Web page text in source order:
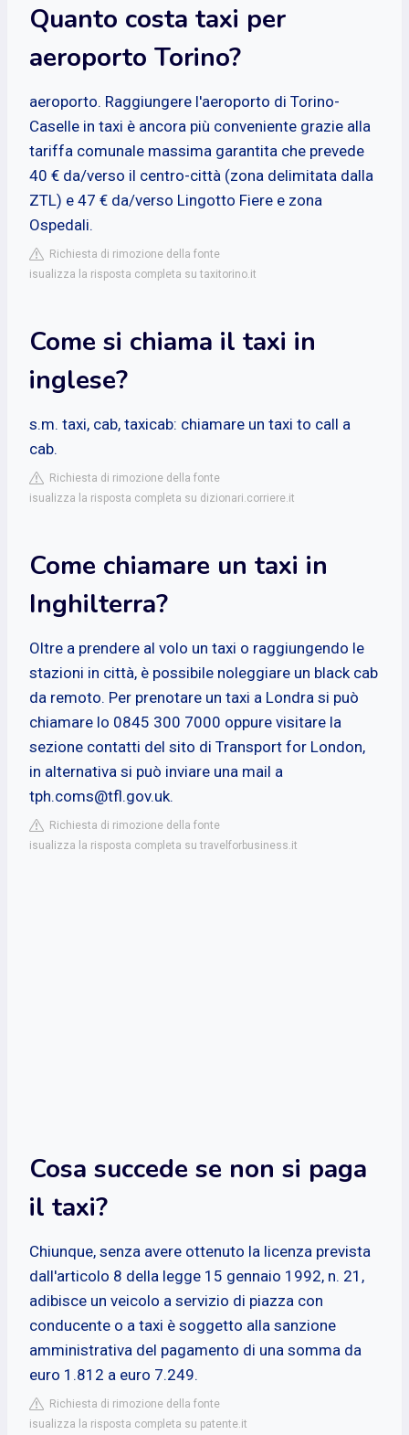
Quanto costa taxi per
aeroporto Torino?
aeroporto. Raggiungere l'aeroporto di Torino-
Caselle in taxi è ancora più conveniente grazie alla
tariffa comunale massima garantita che prevede
40 € da/verso il centro-città (zona delimitata dalla
ZTL) e 47 € da/verso Lingotto Fiere e zona
Ospedali.
Richiesta di rimozione della fonte
isualizza la risposta completa su taxitorino.it
Come si chiama il taxi in
inglese?
s.m. taxi, cab, taxicab: chiamare un taxi to call a
cab.
Richiesta di rimozione della fonte
isualizza la risposta completa su dizionari.corriere.it
Come chiamare un taxi in
Inghilterra?
Oltre a prendere al volo un taxi o raggiungendo le
stazioni in città, è possibile noleggiare un black cab
da remoto. Per prenotare un taxi a Londra si può
chiamare lo 0845 300 7000 oppure visitare la
sezione contatti del sito di Transport for London,
in alternativa si può inviare una mail a
tph.coms@tfl.gov.uk.
Richiesta di rimozione della fonte
isualizza la risposta completa su travelforbusiness.it
Cosa succede se non si paga
il taxi?
Chiunque, senza avere ottenuto la licenza prevista
dall'articolo 8 della legge 15 gennaio 1992, n. 21,
adibisce un veicolo a servizio di piazza con
conducente o a taxi è soggetto alla sanzione
amministrativa del pagamento di una somma da
euro 1.812 a euro 7.249.
Richiesta di rimozione della fonte
isualizza la risposta completa su patente.it